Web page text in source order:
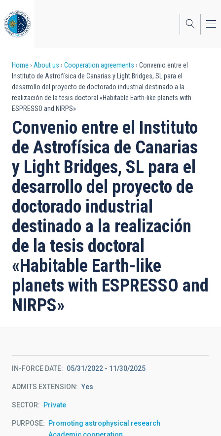
to
main
content
Breadcrumb
Home About us Cooperation agreements
Convenio entre el
Instituto de Astrofísica de Canarias y Light Bridges, SL para el
desarrollo del proyecto de doctorado industrial destinado a la
realización de la tesis doctoral «Habitable Earth-like planets with
ESPRESSO and NIRPS»
Convenio entre el Instituto
de Astrofísica de Canarias
y Light Bridges, SL para el
desarrollo del proyecto de
doctorado industrial
destinado a la realización
de la tesis doctoral
«Habitable Earth-like
planets with ESPRESSO and
NIRPS»
IN-FORCE DATE 05/31/2022 - 11/30/2025
ADMITS EXTENSION Yes
SECTOR Private
PURPOSE
Promoting astrophysical research
Academic cooperation